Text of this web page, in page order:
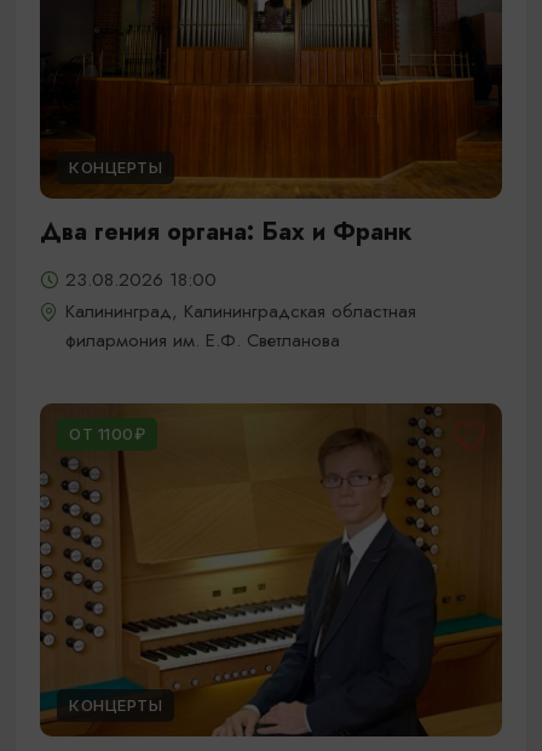
КОНЦЕРТЫ
Два гения органа: Бах и Франк
23.08.2026 18:00
Калининград, Калининградская областная
филармония им. Е.Ф. Светланова
ОТ 1100₽
КОНЦЕРТЫ